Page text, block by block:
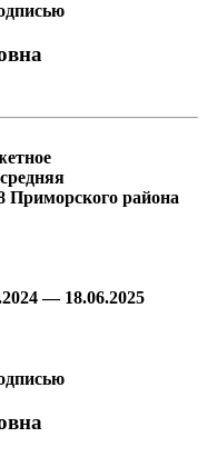
Приморского района
— 18.06.2025